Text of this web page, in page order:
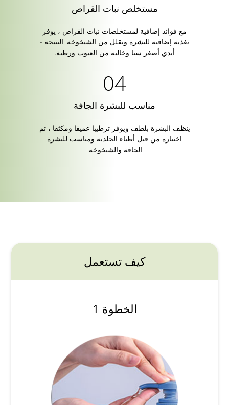
مستخلص نبات القراص
مع فوائد إضافية لمستخلصات نبات القراص ، يوفر
تغذية إضافية للبشرة ويقلل من الشيخوخة. النتيجة -
أيدي أصغر سنا وخالية من العيوب ورطبة.
مناسب للبشرة الجافة
ينظف البشرة بلطف ويوفر ترطيبا عميقا ومكثفا ، تم
اختباره من قبل أطباء الجلدية ومناسب للبشرة
الجافة والشيخوخة.
كيف تستعمل
الخطوة 1